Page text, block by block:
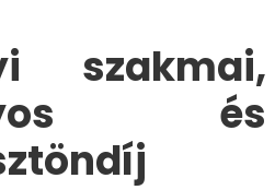
szakmai,
és